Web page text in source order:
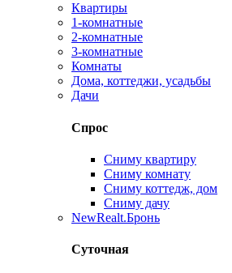
Квартиры
1-комнатные
2-комнатные
3-комнатные
Комнаты
Дома, коттеджи, усадьбы
Дачи
Спрос
Сниму квартиру
Сниму комнату
Сниму коттедж, дом
Сниму дачу
NewRealt.Бронь
Суточная